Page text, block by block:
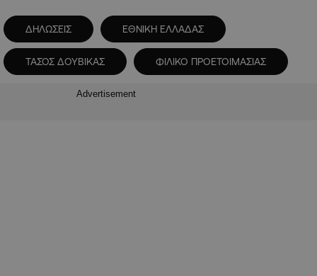
ΔΗΛΩΣΕΙΣ ΕΘΝΙΚΗ ΕΛΛΑΔΑΣ
ΤΑΣΟΣ ΔΟΥΒΙΚΑΣ ΦΙΛΙΚΟ ΠΡΟΕΤΟΙΜΑΣΙΑΣ
Advertisement